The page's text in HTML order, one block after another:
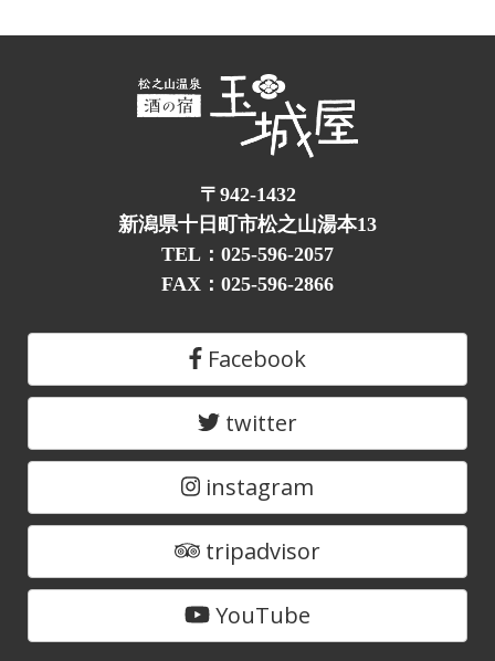
〒942-1432
新潟県十日町市松之山湯本13
TEL：025-596-2057
FAX：025-596-2866
Facebook
twitter
instagram
tripadvisor
YouTube